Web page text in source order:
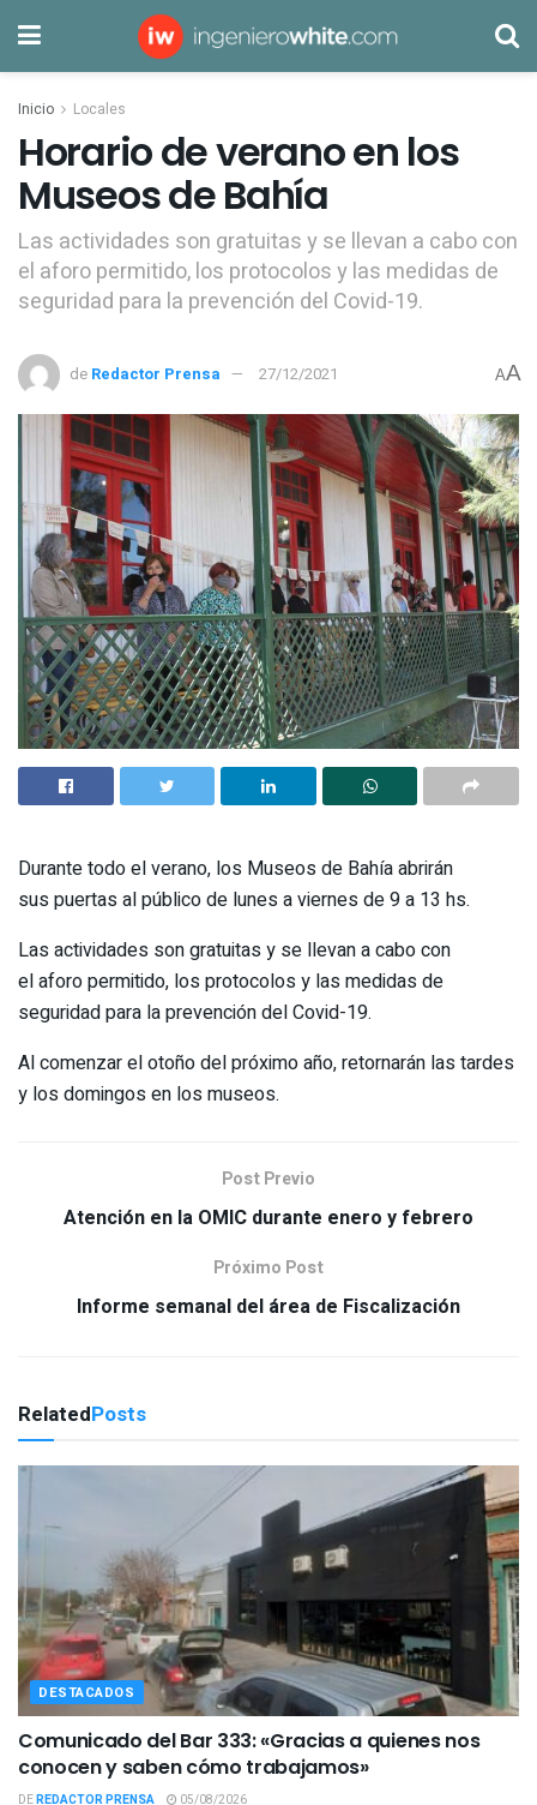
Inicio Locales
Horario de verano en los
Museos de Bahía
Las actividades son gratuitas y se llevan a cabo con
el aforo permitido, los protocolos y las medidas de
seguridad para la prevención del Covid-19.
de Redactor Prensa 27/12/2021 AA
Durante todo el verano, los Museos de Bahía abrirán
sus puertas al público de lunes a viernes de 9 a 13 hs.
Las actividades son gratuitas y se llevan a cabo con
el aforo permitido, los protocolos y las medidas de
seguridad para la prevención del Covid-19.
Al comenzar el otoño del próximo año, retornarán las tardes
y los domingos en los museos.
Post Previo
Atención en la OMIC durante enero y febrero
Próximo Post
Informe semanal del área de Fiscalización
RelatedPosts
DESTACADOS
Comunicado del Bar 333: «Gracias a quienes nos
conocen y saben cómo trabajamos»
DEREDACTOR PRENSA 05/08/2026